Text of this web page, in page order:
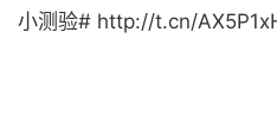
小测验# http://t.cn/